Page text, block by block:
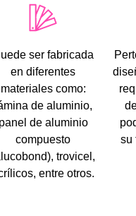
ser fabricada
en diferentes
materiales como:
de aluminio,
de aluminio
compuesto
trovicel,
entre otros.
su